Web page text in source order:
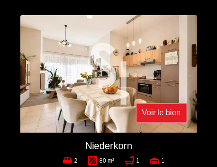
Voir le bien
Niederkorn
2 80 m² 1 1